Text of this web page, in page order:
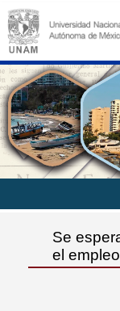
Se
el empleo